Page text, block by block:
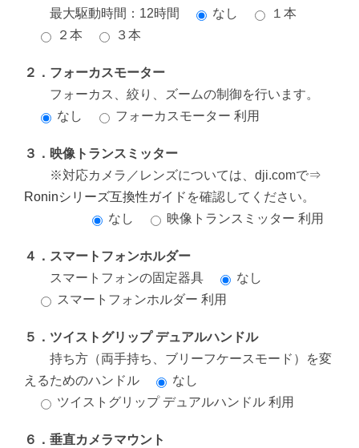
最大駆動時間：12時間
なし
１本
２本
３本
２．フォーカスモーター
フォーカス、絞り、ズームの制御を行います。
なし
フォーカスモーター 利用
３．映像トランスミッター
※対応カメラ／レンズについては、dji.comで⇒
Roninシリーズ互換性ガイド を確認してください。
なし
映像トランスミッター 利用
４．スマートフォンホルダー
スマートフォンの固定器具
なし
スマートフォンホルダー 利用
５．ツイストグリップ デュアルハンドル
持ち方（両手持ち、ブリーフケースモード）を変
えるためのハンドル
なし
ツイストグリップ デュアルハンドル 利用
６．垂直カメラマウント